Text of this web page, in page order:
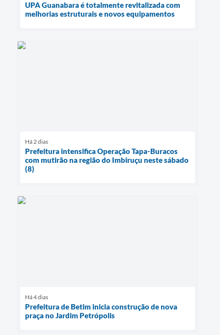
UPA Guanabara é totalmente revitalizada com
melhorias estruturais e novos equipamentos
Há 2 dias
Prefeitura intensifica Operação Tapa-Buracos
com mutirão na região do Imbiruçu neste sábado
(8)
Há 4 dias
Prefeitura de Betim inicia construção de nova
praça no Jardim Petrópolis